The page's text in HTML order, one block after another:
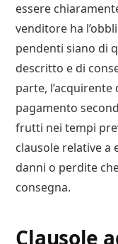
essere
venditore ha
pendenti siano di
descritto e di
parte,
pagamento
frutti nei tempi
clausole relative a
danni o perdite
consegna.
Clausole